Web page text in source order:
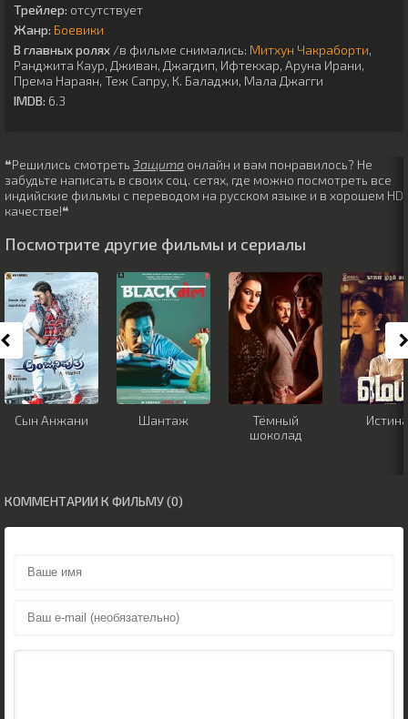
Трейлер: отсутствует
Жанр: Боевики
В главных ролях /в фильме снимались: Митхун Чакраборти,
Ранджита Каур, Дживан, Джагдип, Ифтекхар, Аруна Ирани,
Према Нараян, Теж Сапру, К. Баладжи, Мала Джагги
IMDB: 6.3
❝Решились смотреть Защита онлайн и вам понравилось? Не
забудьте написать в своих соц. сетях, где можно посмотреть все
индийские фильмы с переводом на русском языке и в хорошем HD
качестве!❝
Посмотрите другие фильмы и сериалы
Сын Анжани Шантаж
Тёмный
шоколад
Истина
КОММЕНТАРИИ К ФИЛЬМУ (0)